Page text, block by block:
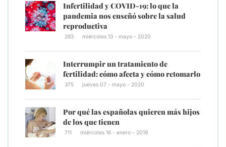
Infertilidad y COVID-19: lo que la
pandemia nos enseñó sobre la salud
reproductiva
283 miércoles 13 - mayo - 2020
Interrumpir un tratamiento de
fertilidad: cómo afecta y cómo retomarlo
375 jueves 07 - mayo - 2020
Por qué las españolas quieren más hijos
de los que tienen
711 miércoles 16 - enero - 2019